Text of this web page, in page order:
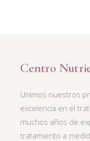
Centro
Unimos nuestros
excelencia en el
muchos años de
tratamiento a